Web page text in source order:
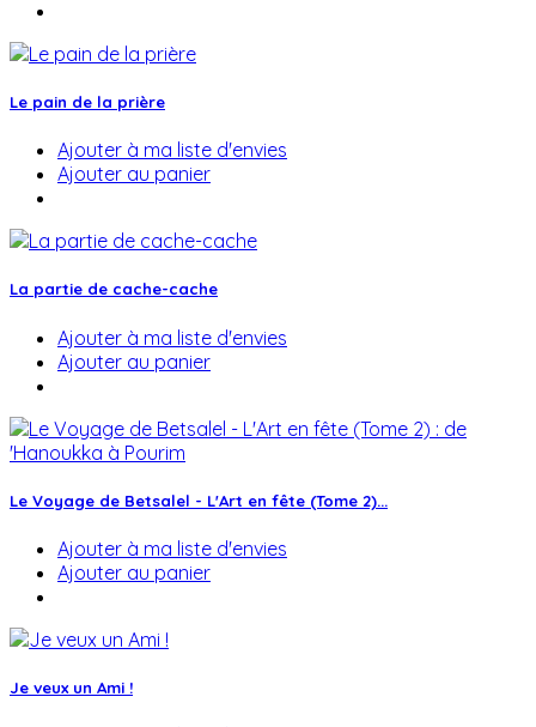
Le pain de la prière
Ajouter à ma liste d'envies
Ajouter au panier
La partie de cache-cache
Ajouter à ma liste d'envies
Ajouter au panier
Le Voyage de Betsalel - L'Art en fête (Tome 2)...
Ajouter à ma liste d'envies
Ajouter au panier
Je veux un Ami !